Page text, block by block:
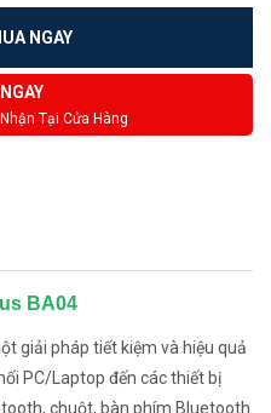
NGAY
Tại Cửa Hàng
BA04
giải pháp tiết kiệm và hiệu quả
PC/Laptop đến các thiết bị
chuột, bàn phím Bluetooth